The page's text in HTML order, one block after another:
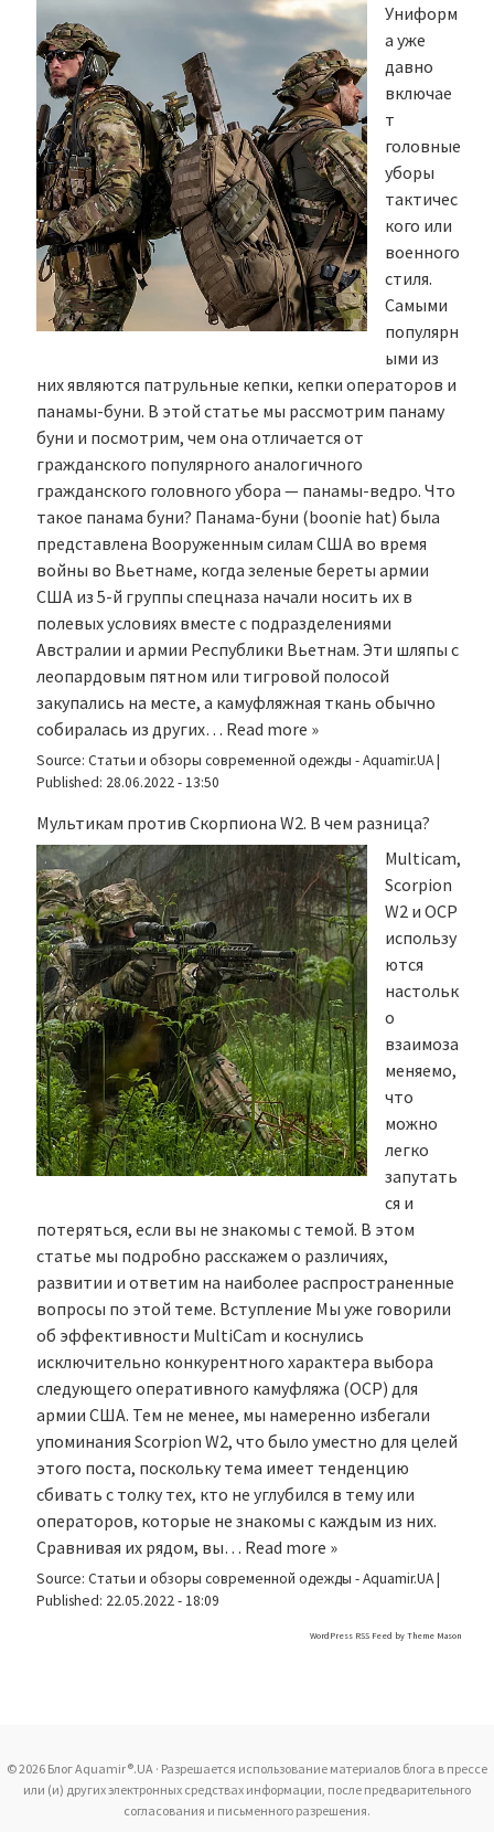
Униформ
а уже
давно
включае
т
головные
уборы
тактичес
кого или
военного
стиля.
Самыми
популярн
ыми из
них являются патрульные кепки, кепки операторов и
панамы-буни. В этой статье мы рассмотрим панаму
буни и посмотрим, чем она отличается от
гражданского популярного аналогичного
гражданского головного убора — панамы-ведро. Что
такое панама буни? Панама-буни (boonie hat) была
представлена Вооруженным силам США во время
войны во Вьетнаме, когда зеленые береты армии
США из 5-й группы спецназа начали носить их в
полевых условиях вместе с подразделениями
Австралии и армии Республики Вьетнам. Эти шляпы с
леопардовым пятном или тигровой полосой
закупались на месте, а камуфляжная ткань обычно
собиралась из других… Read more »
Source: Статьи и обзоры современной одежды - Aquamir.UA|
Published: 28.06.2022 - 13:50
Мультикам против Скорпиона W2. В чем разница?
Multicam,
Scorpion
W2 и OCP
использу
ются
настольк
о
взаимоза
меняемо,
что
можно
легко
запутать
ся и
потеряться, если вы не знакомы с темой. В этом
статье мы подробно расскажем о различиях,
развитии и ответим на наиболее распространенные
вопросы по этой теме. Вступление Мы уже говорили
об эффективности MultiCam и коснулись
исключительно конкурентного характера выбора
следующего оперативного камуфляжа (OCP) для
армии США. Тем не менее, мы намеренно избегали
упоминания Scorpion W2, что было уместно для целей
этого поста, поскольку тема имеет тенденцию
сбивать с толку тех, кто не углубился в тему или
операторов, которые не знакомы с каждым из них.
Сравнивая их рядом, вы… Read more »
Source: Статьи и обзоры современной одежды - Aquamir.UA|
Published: 22.05.2022 - 18:09
WordPress RSS Feed by Theme Mason
© 2026 Блог Aquamir®.UA · Разрешается использование материалов блога в прессе
или (и) других электронных средствах информации, после предварительного
согласования и письменного разрешения.